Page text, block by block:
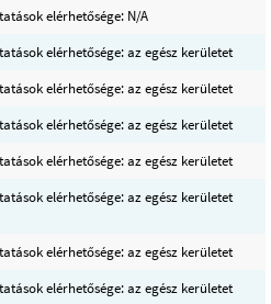
elérhetősége: N/A
elérhetősége: az egész kerületet
elérhetősége: az egész kerületet
elérhetősége: az egész kerületet
elérhetősége: az egész kerületet
elérhetősége: az egész kerületet
elérhetősége: az egész kerületet
elérhetősége: az egész kerületet